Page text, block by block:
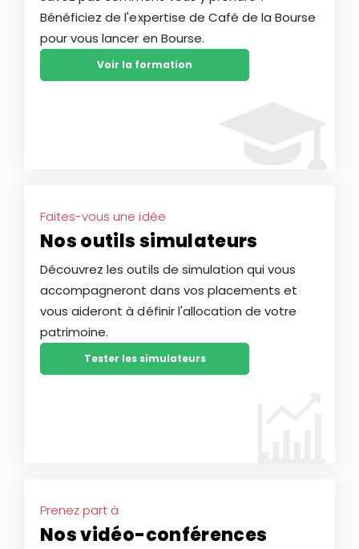
Bénéficiez de l'expertise de Café de la Bourse
pour vous lancer en Bourse.
Voir la formation
Faites-vous une idée
Nos outils simulateurs
Découvrez les outils de simulation qui vous
accompagneront dans vos placements et
vous aideront à définir l'allocation de votre
patrimoine.
Tester les simulateurs
Prenez part à
Nos vidéo-conférences